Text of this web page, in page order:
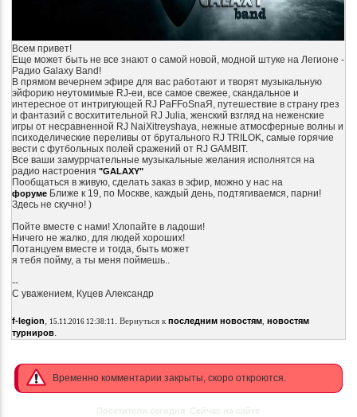
Всем привет!
Еще может быть не все знают о самой новой, модной штуке на Легионе -
Радио Galaxy Band!
В прямом вечернем эфире для вас работают и творят музыкальную
эйфорию неутомимые RJ-еи, все самое свежее, скандальное и
интересное от интригующей RJ PaFFoSnaЯ, путешествие в страну грез
и фантазий с восхитительной RJ Juliа, женский взгляд на неженские
игры от несравненной RJ NaiXitreyshaya, нежные атмосферные волны и
психоделические переливы от брутального RJ TRILOK, самые горячие
вести с футбольных полей сражений от RJ GAMBIT.
Все ваши замуррчательные музыкальные желания исполнятся на
радио настроения "GALAXY"
Пообщаться в живую, сделать заказ в эфир, можно у нас на
форумеБлиже к 19, по Москве, каждый день, подтягиваемся, парни!
Здесь не скучно! )
Пойте вместе с нами! Хлопайте в ладоши!
Ничего не жалко, для людей хороших!
Потанцуем вместе и тогда, быть может
я тебя пойму, а ты меня поймешь..
--
С уважением, Куцев Александр
f-legion, 15.11.2016 12:38:11 . Вернуться к последним новостям, новостям
турниров.
Временно комментарии закрыты, скоро откроются.